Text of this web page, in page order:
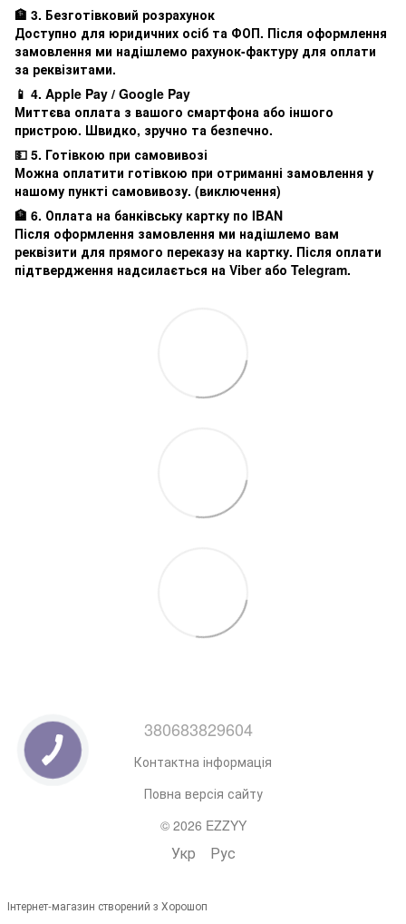
🏦 3. Безготівковий розрахунок
Доступно для юридичних осіб та ФОП. Після оформлення
замовлення ми надішлемо рахунок-фактуру для оплати
за реквізитами.
📱 4. Apple Pay / Google Pay
Миттєва оплата з вашого смартфона або іншого
пристрою. Швидко, зручно та безпечно.
💵 5. Готівкою при самовивозі
Можна оплатити готівкою при отриманні замовлення у
нашому пункті самовивозу. (виключення)
🏦 6. Оплата на банківську картку по IBAN
Після оформлення замовлення ми надішлемо вам
реквізити для прямого переказу на картку. Після оплати
підтвердження надсилається на Viber або Telegram.
380683829604
Контактна інформація
Повна версія сайту
© 2026 EZZYY
Укр Рус
Інтернет-магазин створений з Хорошоп